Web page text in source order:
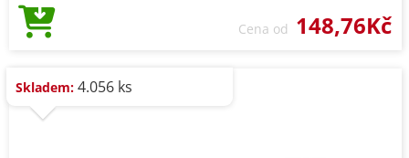
Cena od 148,76Kč
Skladem: 4.056 ks